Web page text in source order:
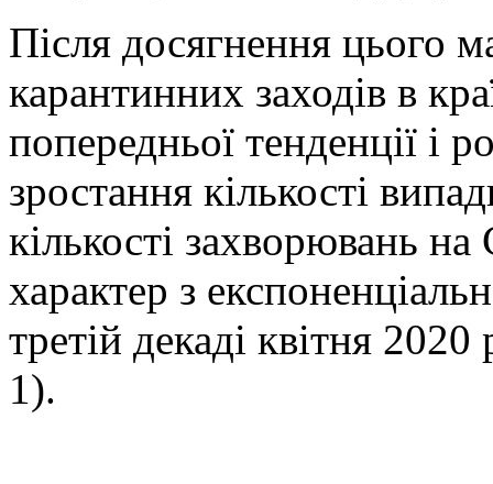
Після досягнення цього
карантинних заходів в
попередньої тенденції і
зростання кількості
кількості захворювань
характер з
третій декаді квітня
1).